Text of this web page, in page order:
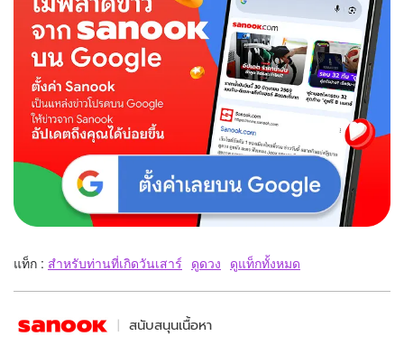
แท็ก : สำหรับท่านที่เกิดวันเสาร์ ดูดวง ดูแท็กทั้งหมด
สนับสนุนเนื้อหา